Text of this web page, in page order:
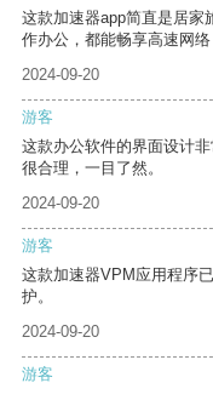
这款加速器app简直是居家
作办公，都能畅享高速网
2024-09-20
游客
这款办公软件的界面设计
很合理，一目了然。
2024-09-20
游客
这款加速器VPM应用程序
护。
2024-09-20
游客